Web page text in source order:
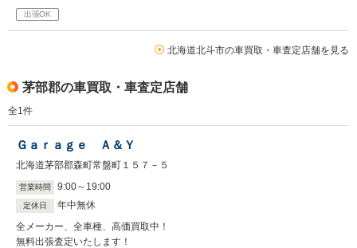
出張OK
北海道北斗市の車買取・車査定店舗を見る
茅部郡の車買取・車査定店舗
全1件
Ｇａｒａｇｅ Ａ＆Ｙ
北海道茅部郡森町常盤町１５７－５
営業時間 9:00～ 19:00
定休日
年中無休
全メーカー、全車種、高価買取中！
無料出張査定いたします！